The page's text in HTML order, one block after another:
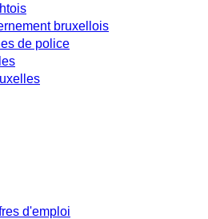
bruxellois
de police
d'emploi